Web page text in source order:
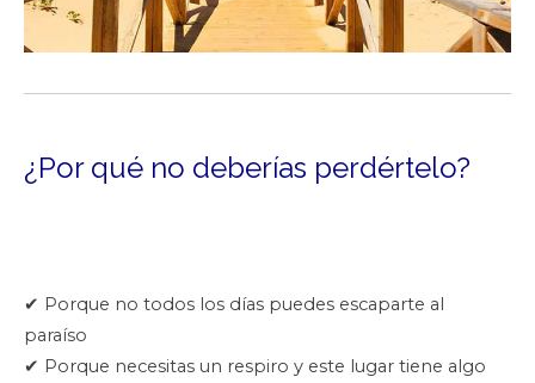
¿Por qué no deberías perdértelo?
✔ Porque no todos los días puedes escaparte al
paraíso
✔ Porque necesitas un respiro y este lugar tiene algo